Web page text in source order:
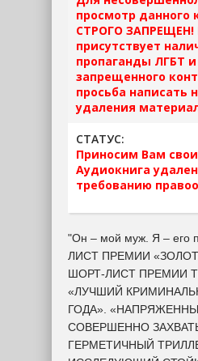
просмотр данного
СТРОГО ЗАПРЕЩЕН!
присутствует
пропаганды ЛГБТ и
запрещенного
просьба написать
удаления
СТАТУС:
Приносим Вам
Аудиокнига
требованию
"Он – мой муж. Я – его
ЛИСТ ПРЕМИИ
ШОРТ-ЛИСТ ПРЕМИИ
«ЛУЧШИЙ
ГОДА».
СОВЕРШЕННО
ГЕРМЕТИЧНЫЙ